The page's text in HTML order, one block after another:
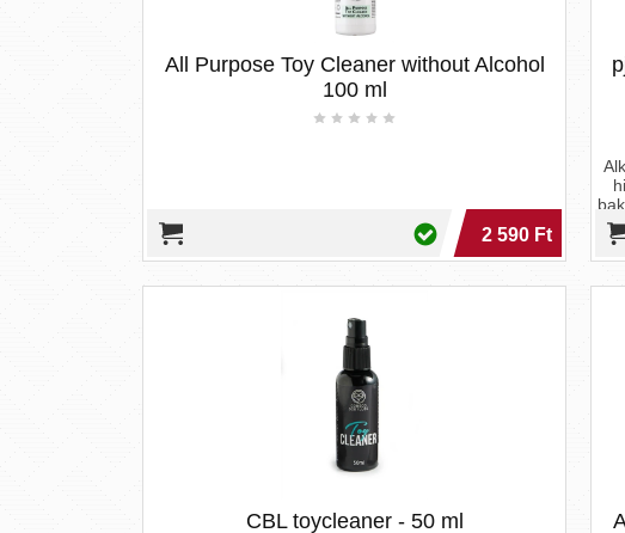
All Purpose Toy Cleaner without Alcohol
100 ml
2 590 Ft
CBL toycleaner - 50 ml